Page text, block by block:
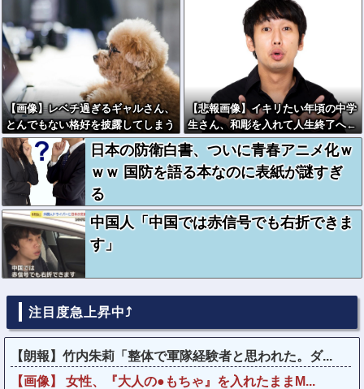
【画像】レベチ過ぎるギャルさん、
とんでもない格好を披露してしまう
w w w w w w w
【悲報画像】イキリたい年頃の中学
生さん、和彫を入れて人生終了へ←
これw w w w w w
日本の防衛白書、ついに青春アニメ化ｗ
ｗｗ 国防を語る本なのに表紙が謎すぎ
る
中国人「中国では赤信号でも右折できま
す」
注目度急上昇中⤴
【朗報】竹内朱莉「整体で軍隊経験者と思われた。ダ...
【画像】 女性、『大人の●もちゃ』を入れたままM...